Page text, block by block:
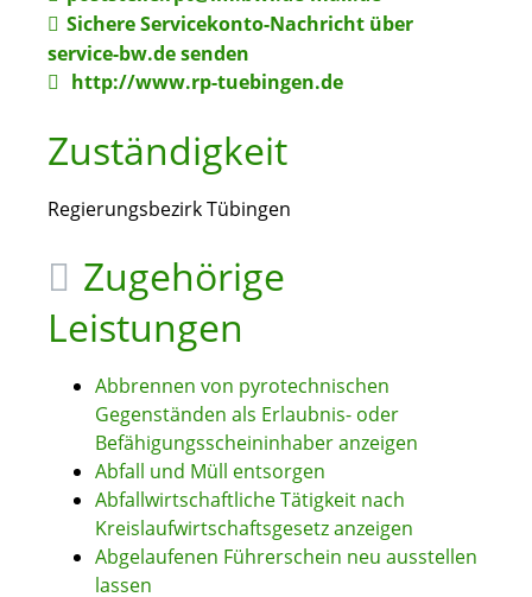
Sichere Servicekonto-Nachricht über
service-bw.de senden
http://www.rp-tuebingen.de
Zuständigkeit
Regierungsbezirk Tübingen
Zugehörige
Leistungen
Abbrennen von pyrotechnischen
Gegenständen als Erlaubnis- oder
Befähigungsscheininhaber anzeigen
Abfall und Müll entsorgen
Abfallwirtschaftliche Tätigkeit nach
Kreislaufwirtschaftsgesetz anzeigen
Abgelaufenen Führerschein neu ausstellen
lassen